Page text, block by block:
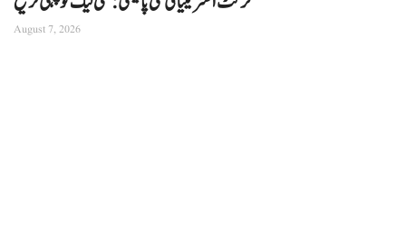
August 7, 2026